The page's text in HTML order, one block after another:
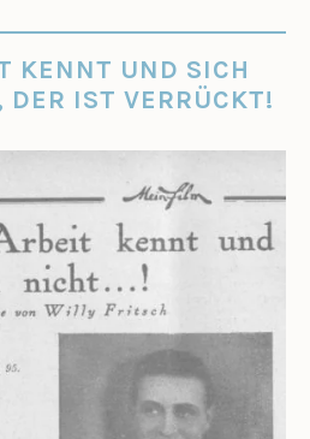
KENNT UND SICH
IST VERRÜCKT!